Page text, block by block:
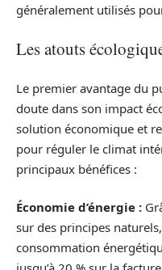
généralement utilisés
Les atouts
Le premier avantage du
doute dans son impact
solution économique et
pour réguler le climat
principaux bénéfices :
Économie d’énergie :
sur des principes
consommation